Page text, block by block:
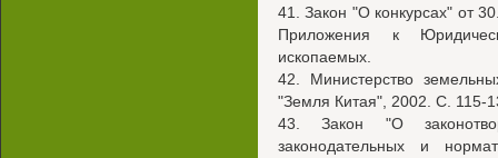
41. Закон "О конкурсах" от
Приложения к
ископаемых.
42. Министерство
"Земля Китая", 2002. С. 115-
43. Закон "О
законодательных и